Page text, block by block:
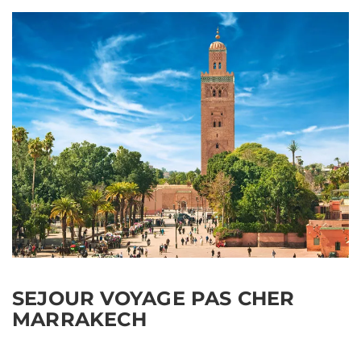
SEJOUR VOYAGE PAS CHER
MARRAKECH